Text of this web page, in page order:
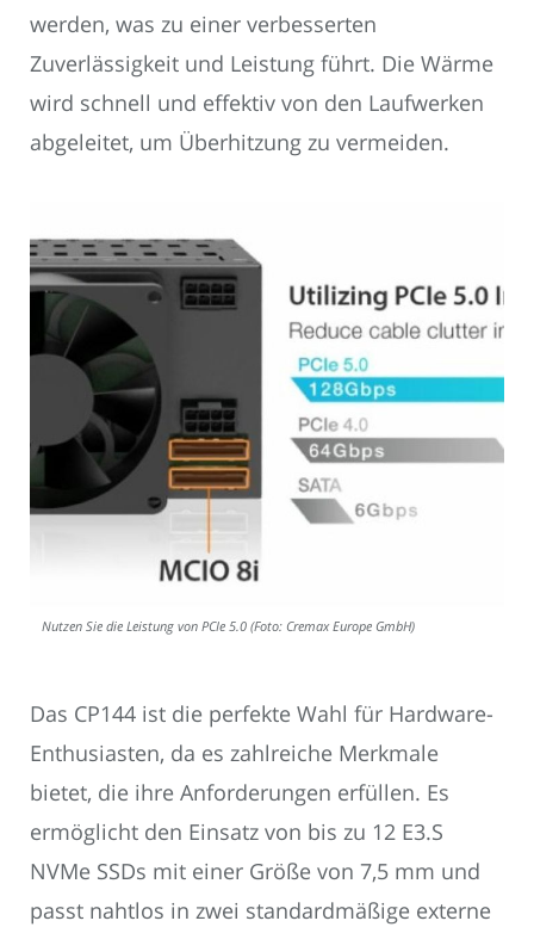
werden, was zu einer verbesserten
Zuverlässigkeit und Leistung führt. Die Wärme
wird schnell und effektiv von den Laufwerken
abgeleitet, um Überhitzung zu vermeiden.
Nutzen Sie die Leistung von PCIe 5.0 (Foto: Cremax Europe GmbH)
Das CP144 ist die perfekte Wahl für Hardware-
Enthusiasten, da es zahlreiche Merkmale
bietet, die ihre Anforderungen erfüllen. Es
ermöglicht den Einsatz von bis zu 12 E3.S
NVMe SSDs mit einer Größe von 7,5 mm und
passt nahtlos in zwei standardmäßige externe